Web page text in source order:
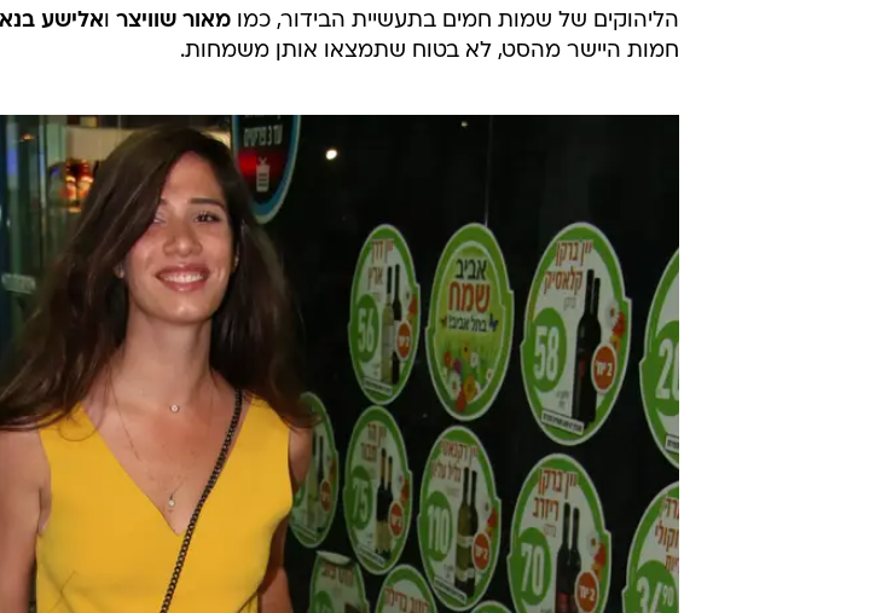
וואלה! סלבס כבר סיפרה לכם לא מעט על הטלנובלה החדשה העונה לשם
הליהוקים של שמות חמים בתעשיית הבידור, כמומאור שוויצרו אלישע בנאי
חמות היישר מהסט, לא בטוח שתמצאו אותן משמחות.